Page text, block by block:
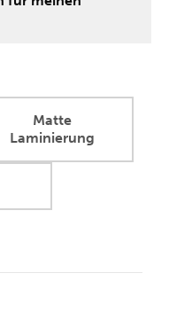
Matte
Laminierung